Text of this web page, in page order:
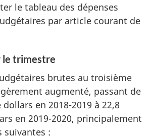
le tableau des dépenses
par article courant de
le trimestre
brutes au troisième
augmenté, passant de
en 2018-2019 à 22,8
en 2019-2020, principalement
suivantes :